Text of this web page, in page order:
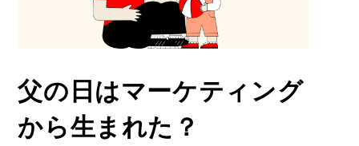
父の日はマーケティング
から生まれた ？